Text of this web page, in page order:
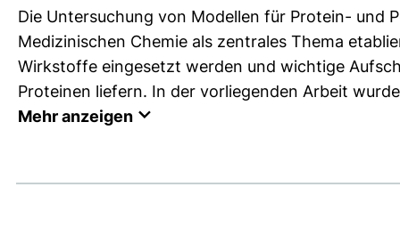
Die Untersuchung von Modellen für Protein- und
Medizinischen Chemie als zentrales Thema
Wirkstoffe eingesetzt werden und wichtige
Proteinen liefern. In der vorliegenden Arbeit
Mehr anzeigen